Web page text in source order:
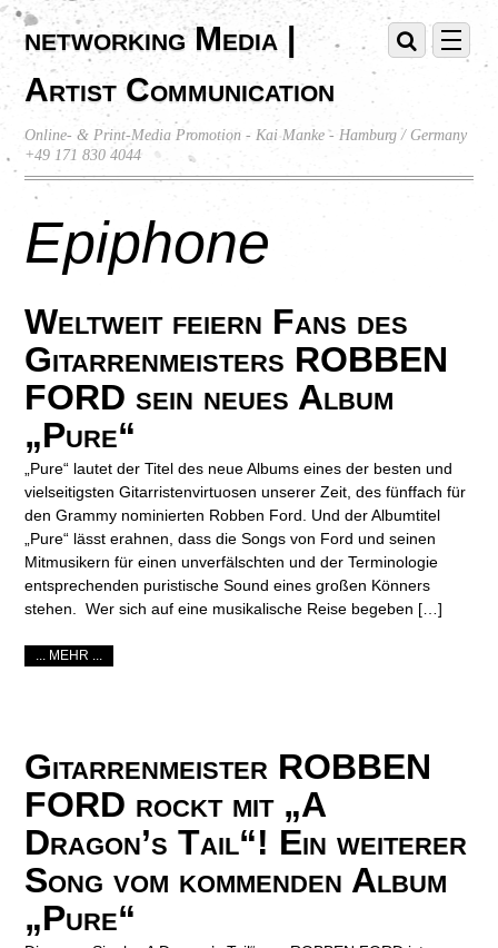
networking Media |
Artist Communication
Online- & Print-Media Promotion - Kai Manke - Hamburg / Germany
+49 171 830 4044
Epiphone
Weltweit feiern Fans des
Gitarrenmeisters ROBBEN
FORD sein neues Album
„Pure“
„Pure“ lautet der Titel des neue Albums eines der besten und
vielseitigsten Gitarristenvirtuosen unserer Zeit, des fünffach für
den Grammy nominierten Robben Ford. Und der Albumtitel
„Pure“ lässt erahnen, dass die Songs von Ford und seinen
Mitmusikern für einen unverfälschten und der Terminologie
entsprechenden puristische Sound eines großen Könners
stehen. Wer sich auf eine musikalische Reise begeben […]
... MEHR ...
Gitarrenmeister ROBBEN
FORD rockt mit „A
Dragon’s Tail“! Ein weiterer
Song vom kommenden Album
„Pure“